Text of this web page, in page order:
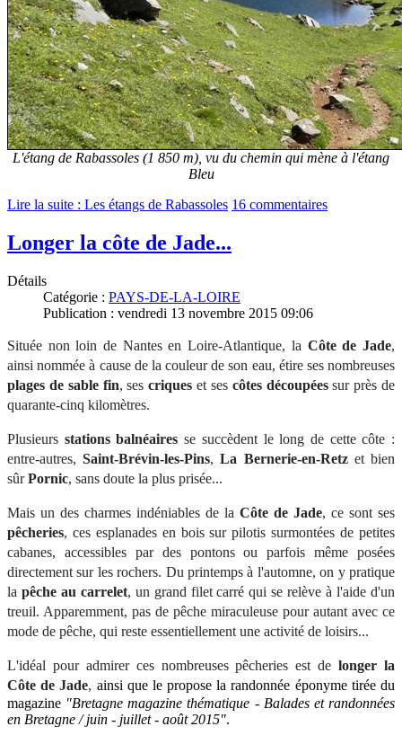
L'étang de Rabassoles (1 850 m), vu du chemin qui mène à l'étang
Bleu
Lire la suite : Les étangs de Rabassoles 16 commentaires
Longer la côte de Jade...
Détails
Catégorie : PAYS-DE-LA-LOIRE
Publication : vendredi 13 novembre 2015 09:06
Située non loin de Nantes en Loire-Atlantique, la Côte de Jade,
ainsi nommée à cause de la couleur de son eau, étire ses nombreuses
plages de sable fin, ses criques et sescôtes découpéessur près de
quarante-cinq kilomètres.
Plusieurs stations balnéaires se succèdent le long de cette côte :
entre-autres,Saint-Brévin-les-Pins,La Bernerie-en-Retz et bien
sûrPornic, sans doute la plus prisée...
Mais un des charmes indéniables de la Côte de Jade, ce sont ses
pêcheries, ces esplanades en bois sur pilotissurmontées de petites
cabanes, accessibles par des pontons ou parfois même posées
directement sur les rochers. Du printemps à l'automne, on y pratique
la pêche au carrelet, un grand filet carré qui se relève à l'aide d'un
treuil. Apparemment, pas de pêche miraculeuse pour autant avec ce
mode de pêche, qui reste essentiellement une activité de loisirs...
L'idéal pour admirer ces nombreuses pêcheries est delonger la
Côte de Jade, ainsi que le propose la randonnée éponyme tirée du
magazine "Bretagne magazine thématique - Balades et randonnées
en Bretagne / juin - juillet - août 2015".